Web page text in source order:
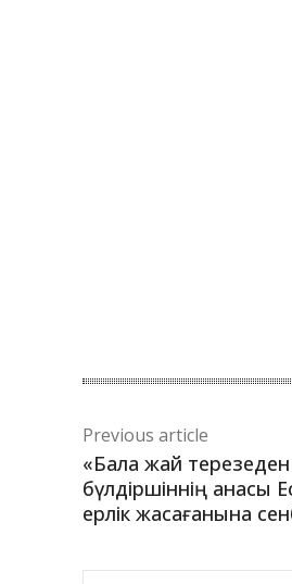
Previous article
«Бала жай терезеден
бүлдіршіннің анасы
ерлік жасағанына